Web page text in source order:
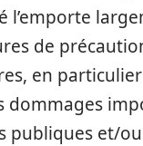
l’emporte
de
en
dommages
publiques et/